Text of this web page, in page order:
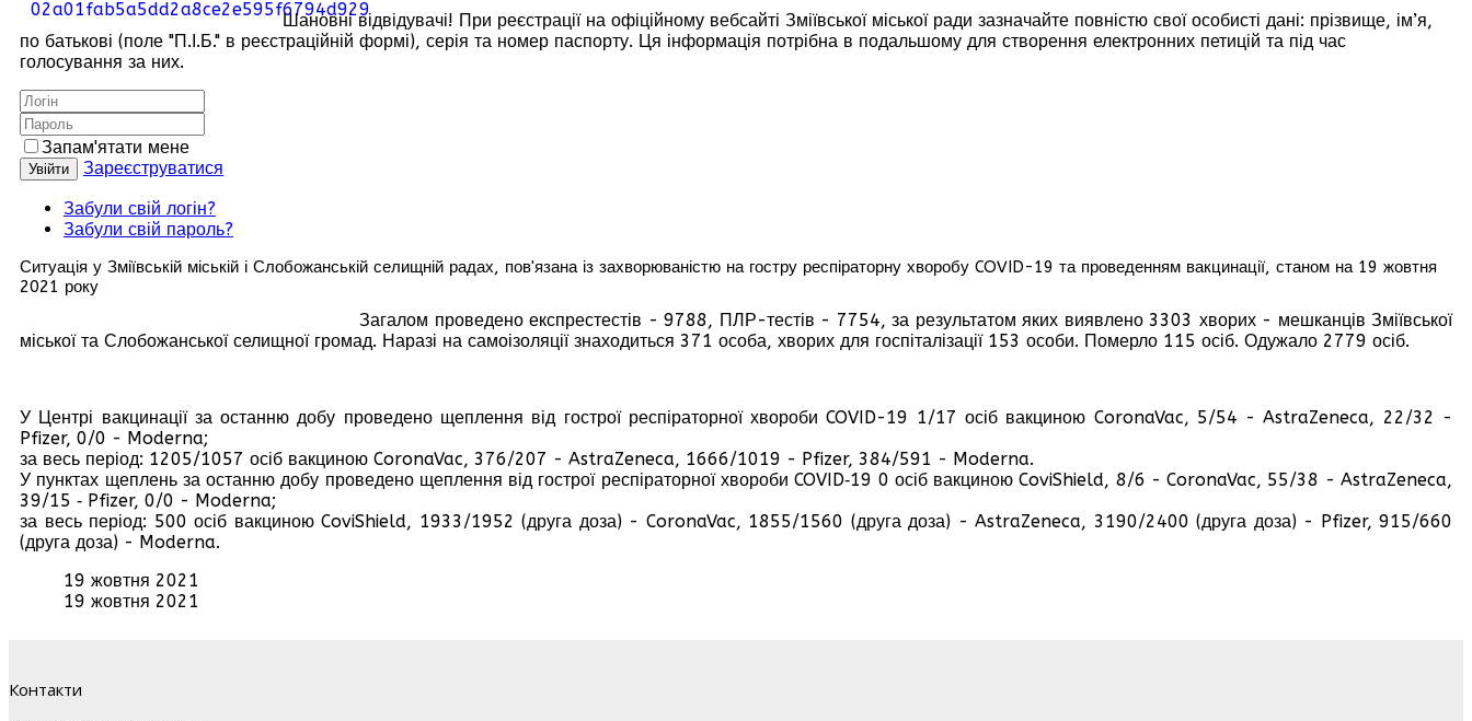
Шановні відвідувачі! При реєстрації на офіційному вебсайті Зміївської міської ради зазначайте повністю свої особисті дані: прізвище, ім’я,
по батькові (поле "П.І.Б." в реєстраційній формі), серія та номер паспорту. Ця інформація потрібна в подальшому для створення електронних петицій та під час
голосування за них.
Запам'ятати мене
Увійти
Зареєструватися
Забули свій логін?
Забули свій пароль?
Ситуація у Зміївській міській і Слобожанській селищній радах, пов'язана із захворюваністю на гостру респіраторну хворобу COVID-19 та проведенням вакцинації, станом на 19 жовтня
2021 року
Загалом проведено експрестестів - 9788, ПЛР-тестів - 7754, за результатом яких виявлено 3303 хворих - мешканців Зміївської
міської та Слобожанської селищної громад. Наразі на самоізоляції знаходиться 371 особа, хворих для госпіталізації 153 особи. Померло 115 осіб. Одужало 2779 осіб.
У Центрі вакцинації за останню добу проведено щеплення від гострої респіраторної хвороби COVID-19 1/17 осіб вакциною CoronaVac, 5/54 - AstraZeneca, 22/32 -
Pfizer, 0/0 - Moderna;
за весь період: 1205/1057 осіб вакциною CoronaVac, 376/207 - AstraZeneca, 1666/1019 - Pfizer, 384/591 - Moderna.
У пунктах щеплень за останню добу проведено щеплення від гострої респіраторної хвороби COVID‑19 0 осіб вакциною CoviShield, 8/6 - CoronaVac, 55/38 - AstraZeneca,
39/15 ‑ Pfizer, 0/0 - Moderna;
за весь період: 500 осіб вакциною CoviShield, 1933/1952 (друга доза) - CoronaVac, 1855/1560 (друга доза) - AstraZeneca, 3190/2400 (друга доза) - Pfizer, 915/660
(друга доза) - Moderna.
19 жовтня 2021
19 жовтня 2021
Контакти